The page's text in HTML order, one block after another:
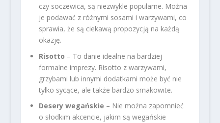
czy soczewica, są niezwykle popularne. Można
je podawać z różnymi sosami i warzywami, co
sprawia, że są ciekawą propozycją na każdą
okazję.
Risotto – To danie idealne na bardziej
formalne imprezy. Risotto z warzywami,
grzybami lub innymi dodatkami może być nie
tylko sycące, ale także bardzo smakowite.
Desery wegańskie – Nie można zapomnieć
o słodkim akcencie, jakim są wegańskie